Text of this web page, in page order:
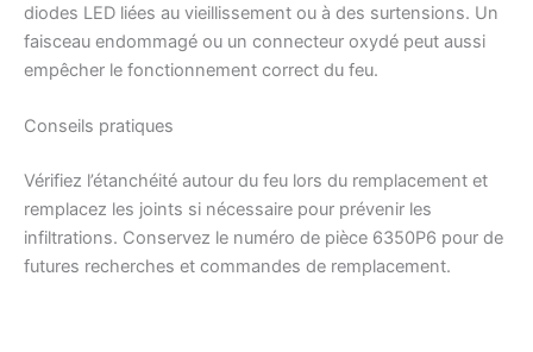
diodes LED liées au vieillissement ou à des surtensions. Un
faisceau endommagé ou un connecteur oxydé peut aussi
empêcher le fonctionnement correct du feu.
Conseils pratiques
Vérifiez l’étanchéité autour du feu lors du remplacement et
remplacez les joints si nécessaire pour prévenir les
infiltrations. Conservez le numéro de pièce 6350P6 pour de
futures recherches et commandes de remplacement.